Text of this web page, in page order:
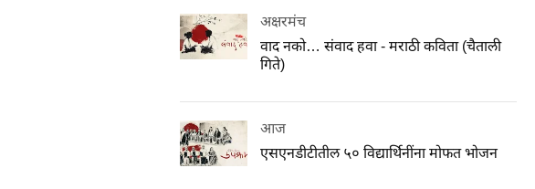
अक्षरमंच
वाद नको… संवाद हवा - मराठी कविता (चैताली
गिते)
आज
एसएनडीटीतील ५० विद्यार्थिनींना मोफत भोजन